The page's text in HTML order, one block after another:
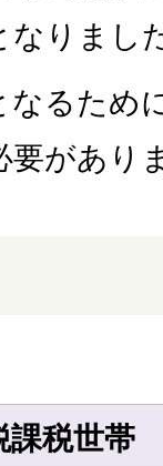
なりまし
なるため
要があり
課税世帯